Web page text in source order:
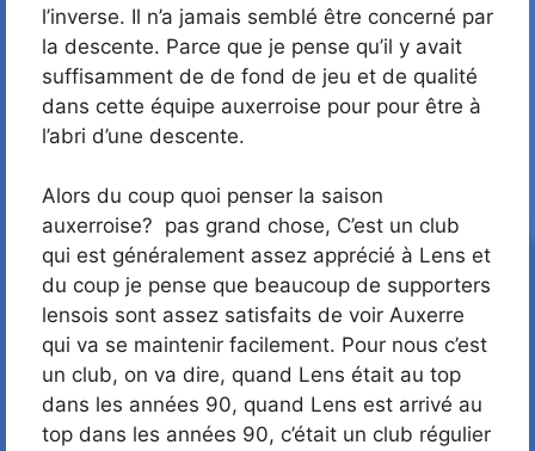
l’inverse. Il n’a jamais semblé être concerné par
la descente. Parce que je pense qu’il y avait
suffisamment de de fond de jeu et de qualité
dans cette équipe auxerroise pour pour être à
l’abri d’une descente.
Alors du coup quoi penser la saison
auxerroise? pas grand chose, C’est un club
qui est généralement assez apprécié à Lens et
du coup je pense que beaucoup de supporters
lensois sont assez satisfaits de voir Auxerre
qui va se maintenir facilement. Pour nous c’est
un club, on va dire, quand Lens était au top
dans les années 90, quand Lens est arrivé au
top dans les années 90, c’était un club régulier